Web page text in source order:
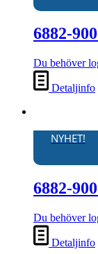
6882-
Du behöver
Detaljinfo
NYHET!
6882-
Du behöver
Detaljinfo